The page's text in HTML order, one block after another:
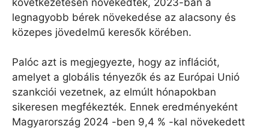
legnagyobb bérek növekedése az alacsony és
közepes jövedelmű keresők körében.
Palóc azt is megjegyezte, hogy az inflációt,
amelyet a globális tényezők és az Európai Unió
szankciói vezetnek, az elmúlt hónapokban
sikeresen megfékezték. Ennek eredményeként
Magyarország 2024 -ben 9,4 % -kal növekedett